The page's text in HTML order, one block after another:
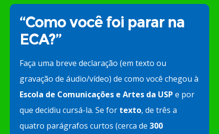
“Como você foi parar na
ECA?”
Faça uma breve declaração (em texto ou
gravação de áudio/vídeo) de como você chegou à
Escola de Comunicações e Artes da USP e por
que decidiu cursá-la. Se for texto, de três a
quatro parágrafos curtos (cerca de 300